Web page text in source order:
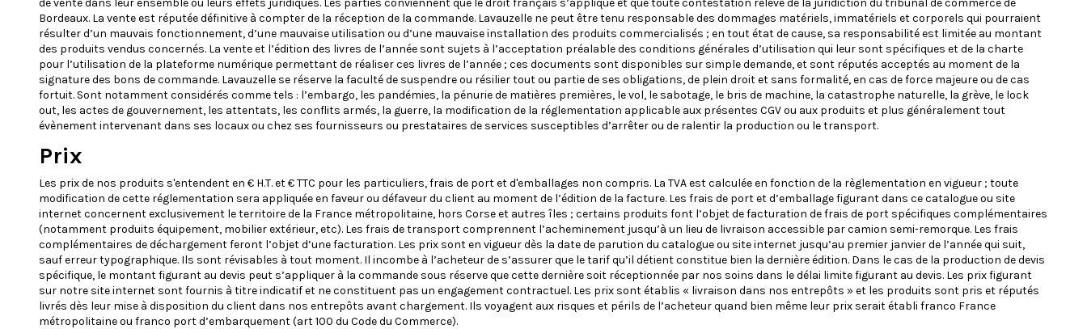
Bordeaux. La vente est réputée définitive à compter de la réception de la commande. Lavauzelle ne peut être tenu responsable des dommages matériels, immatériels et corporels qui pourraient
résulter d’un mauvais fonctionnement, d’une mauvaise utilisation ou d’une mauvaise installation des produits commercialisés ; en tout état de cause, sa responsabilité est limitée au montant
des produits vendus concernés. La vente et l’édition des livres de l’année sont sujets à l’acceptation préalable des conditions générales d’utilisation qui leur sont spécifiques et de la charte
pour l’utilisation de la plateforme numérique permettant de réaliser ces livres de l’année ; ces documents sont disponibles sur simple demande, et sont réputés acceptés au moment de la
signature des bons de commande. Lavauzelle se réserve la faculté de suspendre ou résilier tout ou partie de ses obligations, de plein droit et sans formalité, en cas de force majeure ou de cas
fortuit. Sont notamment considérés comme tels : l’embargo, les pandémies, la pénurie de matières premières, le vol, le sabotage, le bris de machine, la catastrophe naturelle, la grève, le lock
out, les actes de gouvernement, les attentats, les conflits armés, la guerre, la modification de la réglementation applicable aux présentes CGV ou aux produits et plus généralement tout
évènement intervenant dans ses locaux ou chez ses fournisseurs ou prestataires de services susceptibles d’arrêter ou de ralentir la production ou le transport.
Prix
Les prix de nos produits s'entendent en € H.T. et € TTC pour les particuliers, frais de port et d'emballages non compris. La TVA est calculée en fonction de la règlementation en vigueur ; toute
modification de cette réglementation sera appliquée en faveur ou défaveur du client au moment de l’édition de la facture. Les frais de port et d’emballage figurant dans ce catalogue ou site
internet concernent exclusivement le territoire de la France métropolitaine, hors Corse et autres îles ; certains produits font l’objet de facturation de frais de port spécifiques complémentaires
(notamment produits équipement, mobilier extérieur, etc). Les frais de transport comprennent l’acheminement jusqu’à un lieu de livraison accessible par camion semi-remorque. Les frais
complémentaires de déchargement feront l’objet d’une facturation. Les prix sont en vigueur dès la date de parution du catalogue ou site internet jusqu’au premier janvier de l’année qui suit,
sauf erreur typographique. Ils sont révisables à tout moment. Il incombe à l’acheteur de s’assurer que le tarif qu’il détient constitue bien la dernière édition. Dans le cas de la production de devis
spécifique, le montant figurant au devis peut s’appliquer à la commande sous réserve que cette dernière soit réceptionnée par nos soins dans le délai limite figurant au devis. Les prix figurant
sur notre site internet sont fournis à titre indicatif et ne constituent pas un engagement contractuel. Les prix sont établis « livraison dans nos entrepôts » et les produits sont pris et réputés
livrés dès leur mise à disposition du client dans nos entrepôts avant chargement. Ils voyagent aux risques et périls de l’acheteur quand bien même leur prix serait établi franco France
métropolitaine ou franco port d’embarquement (art 100 du Code du Commerce).